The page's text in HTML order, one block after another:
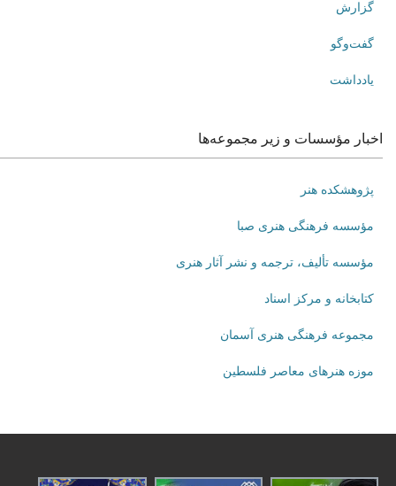
گزارش
گفت‌وگو
یادداشت
اخبار مؤسسات و زیر مجموعه‌ها
پژوهشکده هنر
مؤسسه فرهنگی هنری صبا
مؤسسه تألیف، ترجمه و نشر آثار هنری
کتابخانه و مرکز اسناد
مجموعه فرهنگی هنری آسمان
موزه هنرهای‌ معاصر فلسطین